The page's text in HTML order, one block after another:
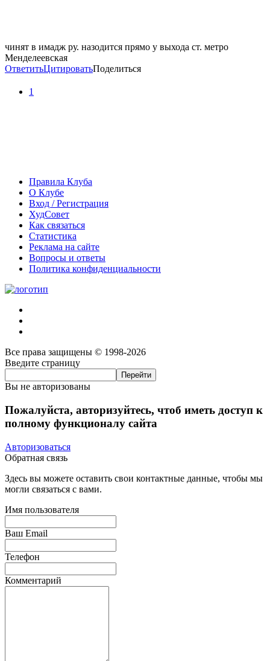
чинят в имадж ру. назодится прямо у выхода ст. метро
Менделеевская
ОтветитьЦитироватьПоделиться
1
Правила Клуба
О Клубе
Вход / Регистрация
ХудСовет
Как связаться
Статистика
Реклама на сайте
Вопросы и ответы
Политика конфиденциальности
Все права защищены © 1998-2026
Введите страницу
Вы не авторизованы
Пожалуйста, авторизуйтесь, чтоб иметь доступ к
полному функционалу сайта
Авторизоваться
Обратная связь
Здесь вы можете оставить свои контактные данные, чтобы мы
могли связаться с вами.
Имя пользователя
Ваш Email
Телефон
Комментарий